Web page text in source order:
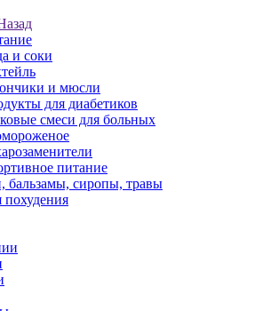
и соки
и мюсли
для диабетиков
смеси для больных
питание
бальзамы, сиропы, травы
похудения